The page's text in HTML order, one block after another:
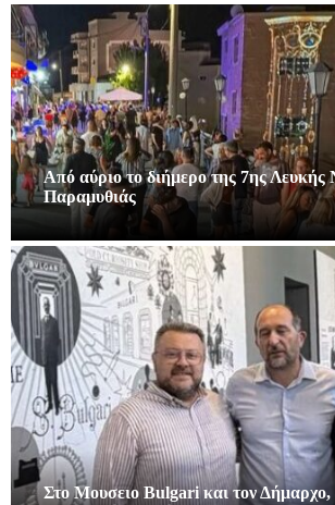
Από αύριο το διήμερο της 7ης Λευκής
Παραμυθιάς
Στο Μουσειο Bulgari και τον